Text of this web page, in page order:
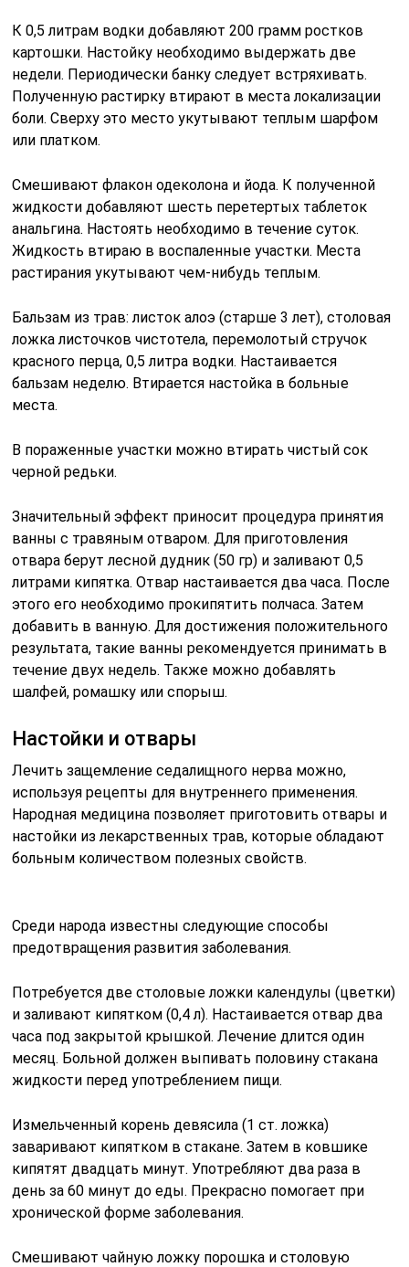
К 0,5 литрам водки добавляют 200 грамм ростков
картошки. Настойку необходимо выдержать две
недели. Периодически банку следует встряхивать.
Полученную растирку втирают в места локализации
боли. Сверху это место укутывают теплым шарфом
или платком.
Смешивают флакон одеколона и йода. К полученной
жидкости добавляют шесть перетертых таблеток
анальгина. Настоять необходимо в течение суток.
Жидкость втираю в воспаленные участки. Места
растирания укутывают чем-нибудь теплым.
Бальзам из трав: листок алоэ (старше 3 лет), столовая
ложка листочков чистотела, перемолотый стручок
красного перца, 0,5 литра водки. Настаивается
бальзам неделю. Втирается настойка в больные
места.
В пораженные участки можно втирать чистый сок
черной редьки.
Значительный эффект приносит процедура принятия
ванны с травяным отваром. Для приготовления
отвара берут лесной дудник (50 гр) и заливают 0,5
литрами кипятка. Отвар настаивается два часа. После
этого его необходимо прокипятить полчаса. Затем
добавить в ванную. Для достижения положительного
результата, такие ванны рекомендуется принимать в
течение двух недель. Также можно добавлять
шалфей, ромашку или спорыш.
Настойки и отвары
Лечить защемление седалищного нерва можно,
используя рецепты для внутреннего применения.
Народная медицина позволяет приготовить отвары и
настойки из лекарственных трав, которые обладают
больным количеством полезных свойств.
Среди народа известны следующие способы
предотвращения развития заболевания.
Потребуется две столовые ложки календулы (цветки)
и заливают кипятком (0,4 л). Настаивается отвар два
часа под закрытой крышкой. Лечение длится один
месяц. Больной должен выпивать половину стакана
жидкости перед употреблением пищи.
Измельченный корень девясила (1 ст. ложка)
заваривают кипятком в стакане. Затем в ковшике
кипятят двадцать минут. Употребляют два раза в
день за 60 минут до еды. Прекрасно помогает при
хронической форме заболевания.
Смешивают чайную ложку порошка и столовую